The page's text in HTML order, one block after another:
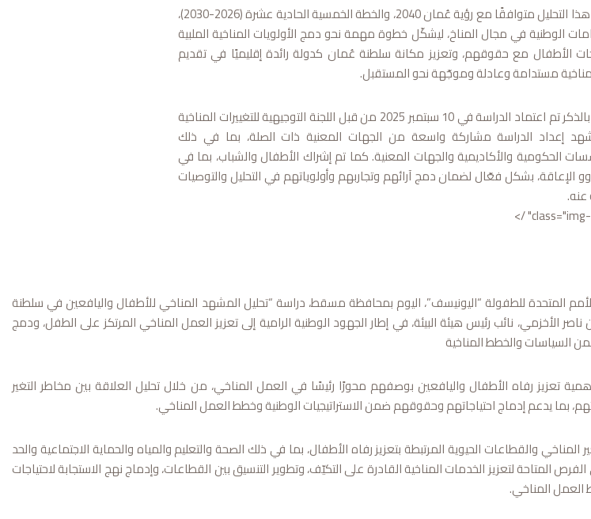
ويأتي هذا التحليل متوافقًا مع رؤية عُمان 2040، والخطة الخمسية الحادية عشرة (2026-2030)،
الوطنية في مجال المناخ، ليشكّل خطوة مهمة نحو دمج الأولويات المناخية الملبية
الأطفال مع حقوقهم، وتعزيز مكانة سلطنة عُمان كدولة رائدة إقليميًا في تقديم
مستدامة وعادلة وموجّهة نحو المستقبل.
الجدير بالذكر تم اعتماد الدراسة في 10 سبتمبر 2025 من قبل اللجنة التوجيهية للتغييرات المناخية
إعداد الدراسة مشاركة واسعة من الجهات المعنية ذات الصلة، بما في ذلك
الحكومية والأكاديمية والجهات المعنية. كما تم إشراك الأطفال والشباب، بما في
الإعاقة، بشكل فعّال لضمان دمج آرائهم وتجاربهم وأولوياتهم في التحليل والتوصيات
عنه.
المتحدة للطفولة “اليونيسف”، اليوم بمحافظة مسقط، دراسة “تحليل المشهد المناخي للأطفال واليافعين في سلطنة
الأخزمي، نائب رئيس هيئة البيئة، في إطار الجهود الوطنية الرامية إلى تعزيز العمل المناخي المرتكز على الطفل، ودمج
السياسات والخطط المناخية
تعزيز رفاه الأطفال واليافعين بوصفهم محورًا رئيسًا في العمل المناخي، من خلال تحليل العلاقة بين مخاطر التغير
بما يدعم إدماج احتياجاتهم وحقوقهم ضمن الاستراتيجيات الوطنية وخطط العمل المناخي.
والقطاعات الحيوية المرتبطة بتعزيز رفاه الأطفال، بما في ذلك الصحة والتعليم والمياه والحماية الاجتماعية والحد
المتاحة لتعزيز الخدمات المناخية القادرة على التكيّف، وتطوير التنسيق بين القطاعات، وإدماج نهج الاستجابة لاحتياجات
العمل المناخي.